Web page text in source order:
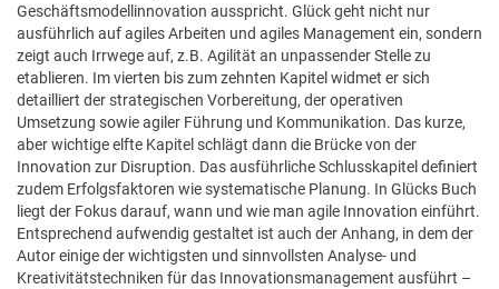
Geschäftsmodellinnovation ausspricht. Glück geht nicht nur
ausführlich auf agiles Arbeiten und agiles Management ein, sondern
zeigt auch Irrwege auf, z.B. Agilität an unpassender Stelle zu
etablieren. Im vierten bis zum zehnten Kapitel widmet er sich
detailliert der strategischen Vorbereitung, der operativen
Umsetzung sowie agiler Führung und Kommunikation. Das kurze,
aber wichtige elfte Kapitel schlägt dann die Brücke von der
Innovation zur Disruption. Das ausführliche Schlusskapitel definiert
zudem Erfolgsfaktoren wie systematische Planung. In Glücks Buch
liegt der Fokus darauf, wann und wie man agile Innovation einführt.
Entsprechend aufwendig gestaltet ist auch der Anhang, in dem der
Autor einige der wichtigsten und sinnvollsten Analyse- und
Kreativitätstechniken für das Innovationsmanagement ausführt –